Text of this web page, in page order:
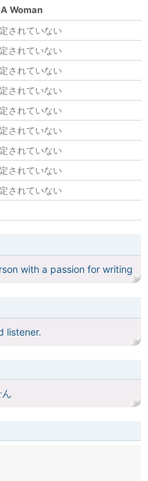
A Woman
されていない
されていない
されていない
されていない
されていない
されていない
されていない
されていない
されていない
with a passion for writing
listener.